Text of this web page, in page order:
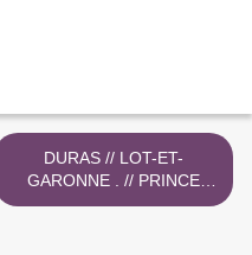
DURAS // LOT-ET-
GARONNE . // PRINCE
ALBERT DE MONACO .